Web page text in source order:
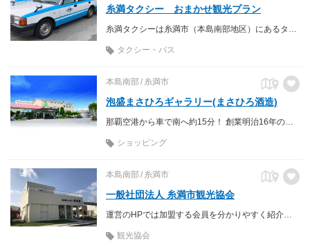
糸満タクシー おまかせ観光プラン
タクシー・バス
本島南部 糸満市
泡盛まさひろギャラリー(まさひろ酒造)
那覇空港から車で南へ約15分！ 創業明治16年の老舗蔵元の泡盛工場見学！入場見学、試飲無料！
ショッピング
本島南部 糸満市
一般社団法人 糸満市観光協会
運営のHPでは加盟する会員を分かりやすく紹介しており、ガイドブックとしての役割も。
観光協会